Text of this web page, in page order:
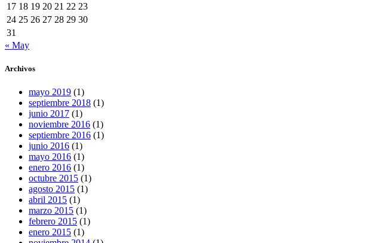
17 18 19 20 21 22 23
24 25 26 27 28 29 30
31
« May
Archivos
mayo 2019 (1)
septiembre 2018 (1)
junio 2017 (1)
noviembre 2016 (1)
septiembre 2016 (1)
junio 2016 (1)
mayo 2016 (1)
enero 2016 (1)
octubre 2015 (1)
agosto 2015 (1)
abril 2015 (1)
marzo 2015 (1)
febrero 2015 (1)
enero 2015 (1)